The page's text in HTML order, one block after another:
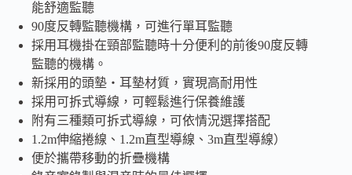
Audio-
Technica
能舒適監聽
90度反轉監聽機構，可進行單耳監聽
採用耳機掛在頸部監聽時十分便利的前後90度反轉
監聽的機構。
新採用的頭墊・耳墊材質，實現高耐用性
採用可拆式導線，可輕鬆進行保養維護
附有三種類可拆式導線，可依情況選擇搭配
1.2m伸縮捲線、1.2m直型導線、3m直型導線）
便於攜帶移動的折疊機構